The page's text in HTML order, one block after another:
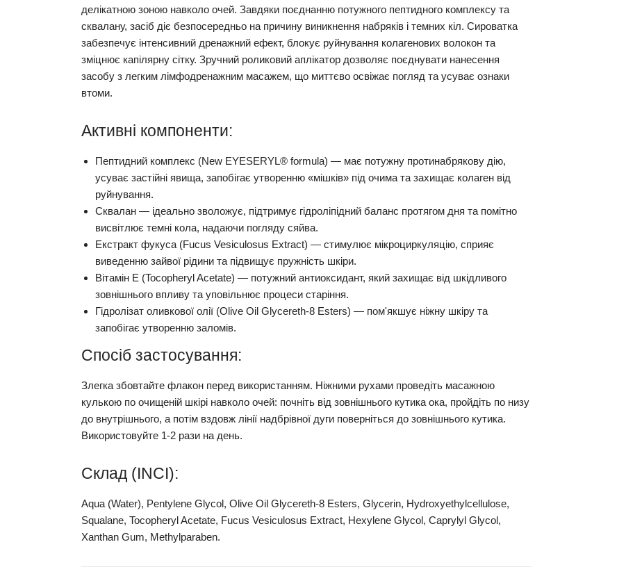
делікатною зоною навколо очей. Завдяки поєднанню потужного пептидного комплексу та
сквалану, засіб діє безпосередньо на причину виникнення набряків і темних кіл. Сироватка
забезпечує інтенсивний дренажний ефект, блокує руйнування колагенових волокон та
зміцнює капілярну сітку. Зручний роликовий аплікатор дозволяє поєднувати нанесення
засобу з легким лімфодренажним масажем, що миттєво освіжає погляд та усуває ознаки
втоми.
Активні компоненти:
Пептидний комплекс (New EYESERYL® formula) — має потужну протинабрякову дію,
усуває застійні явища, запобігає утворенню «мішків» під очима та захищає колаген від
руйнування.
Сквалан — ідеально зволожує, підтримує гідроліпідний баланс протягом дня та помітно
висвітлює темні кола, надаючи погляду сяйва.
Екстракт фукуса (Fucus Vesiculosus Extract) — стимулює мікроциркуляцію, сприяє
виведенню зайвої рідини та підвищує пружність шкіри.
Вітамін Е (Tocopheryl Acetate) — потужний антиоксидант, який захищає від шкідливого
зовнішнього впливу та уповільнює процеси старіння.
Гідролізат оливкової олії (Olive Oil Glycereth-8 Esters) — пом'якшує ніжну шкіру та
запобігає утворенню заломів.
Спосіб застосування:
Злегка збовтайте флакон перед використанням. Ніжними рухами проведіть масажною
кулькою по очищеній шкірі навколо очей: почніть від зовнішнього кутика ока, пройдіть по низу
до внутрішнього, а потім вздовж лінії надбрівної дуги поверніться до зовнішнього кутика.
Використовуйте 1-2 рази на день.
Склад (INCI):
Aqua (Water), Pentylene Glycol, Olive Oil Glycereth-8 Esters, Glycerin, Hydroxyethylcellulose,
Squalane, Tocopheryl Acetate, Fucus Vesiculosus Extract, Hexylene Glycol, Caprylyl Glycol,
Xanthan Gum, Methylparaben.